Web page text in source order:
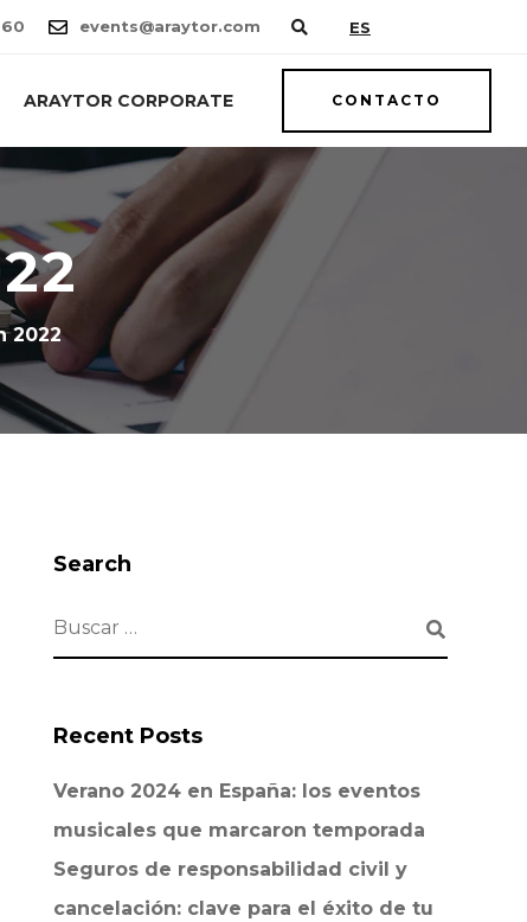
events@araytor.com ES
ARAYTOR CORPORATE CONTACTO
2022
Search
Recent Posts
Verano 2024 en España: los eventos
musicales que marcaron temporada
Seguros de responsabilidad civil y
cancelación: clave para el éxito de tu